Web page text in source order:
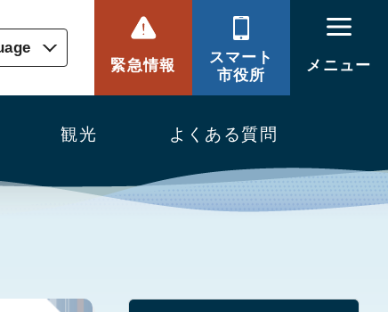
緊急情報
スマート
市役所
メニュー
観光 よくある質問